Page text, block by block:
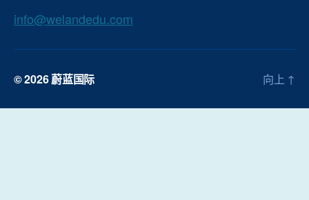
info@welandedu.com
© 2026蔚蓝国际 向上 ↑